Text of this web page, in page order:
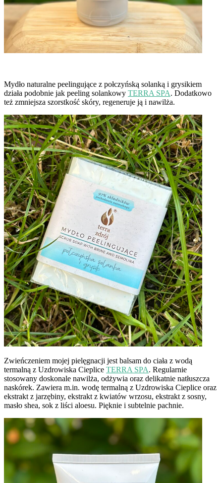
Mydło naturalne peelingujące z połczyńską solanką i grysikiem
działa podobnie jak peeling solankowy TERRA SPA. Dodatkowo
też zmniejsza szorstkość skóry, regeneruje ją i nawilża.
Zwieńczeniem mojej pielęgnacji jest balsam do ciała z wodą
termalną z Uzdrowiska Cieplice TERRA SPA. Regularnie
stosowany doskonale nawilża, odżywia oraz delikatnie natłuszcza
naskórek. Zawiera m.in. wodę termalną z Uzdrowiska Cieplice oraz
ekstrakt z jarzębiny, ekstrakt z kwiatów wrzosu, ekstrakt z sosny,
masło shea, sok z liści aloesu. Pięknie i subtelnie pachnie.